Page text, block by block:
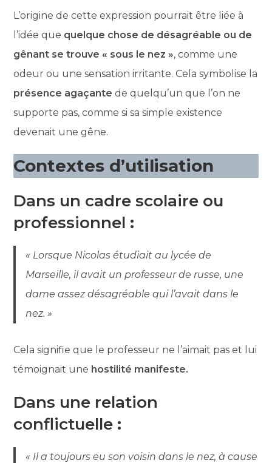
L’origine de cette expression pourrait être liée à
l’idée que quelque chose de désagréable ou de
gênant se trouve « sous le nez », comme une
odeur ou une sensation irritante. Cela symbolise la
présence agaçante de quelqu’un que l’on ne
supporte pas, comme si sa simple existence
devenait une gêne.
Contextes d’utilisation
Dans un cadre scolaire ou
professionnel :
« Lorsque Nicolas étudiait au lycée de
Marseille, il avait un professeur de russe, une
dame assez désagréable qui l’avait dans le
nez. »
Cela signifie que le professeur ne l’aimait pas et lui
témoignait une hostilité manifeste.
Dans une relation
conflictuelle :
« Il a toujours eu son voisin dans le nez, à cause